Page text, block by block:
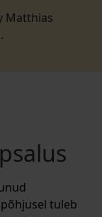
Matthias
tuleb